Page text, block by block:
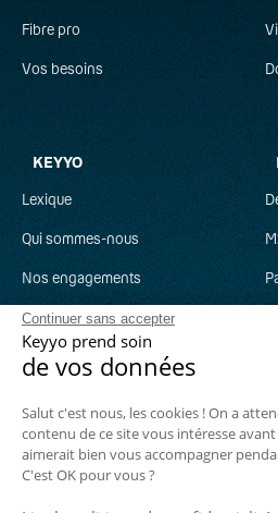
Continuer sans accepter
Keyyo prend soin
de vos données
Salut c'est nous, les cookies ! On a
contenu de ce site vous intéresse
aimerait bien vous accompagner
C'est OK pour vous ?
Fibre pro
Vos besoins
KEYYO
Lexique
Qui sommes-nous
Nos engagements
Recrutement
Parrainage
Suivez-nous :